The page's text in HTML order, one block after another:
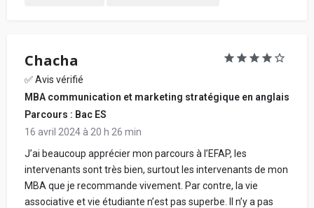
Chacha
✅ Avis vérifié
MBA communication et marketing stratégique en anglais
Parcours : Bac ES
16 avril 2024 à 20 h 26 min
J’ai beaucoup apprécier mon parcours à l’EFAP, les
intervenants sont très bien, surtout les intervenants de mon
MBA que je recommande vivement. Par contre, la vie
associative et vie étudiante n’est pas superbe. Il n’y a pas